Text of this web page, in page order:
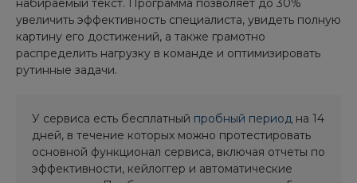
набираемый текст. Программа позволяет до 30%
увеличить эффективность специалиста, увидеть полную
картину его достижений, а также грамотно
распределить нагрузку в команде и оптимизировать
рутинные задачи.
У сервиса есть бесплатный пробный период на 14
дней, в течение которых можно протестировать
основной функционал сервиса, включая отчеты по
эффективности, кейлоггер и автоматические